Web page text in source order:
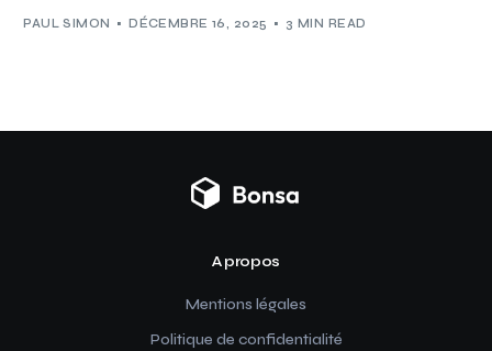
PAUL SIMON DÉCEMBRE 16, 2025 3 MIN READ
A propos
Mentions légales
Politique de confidentialité